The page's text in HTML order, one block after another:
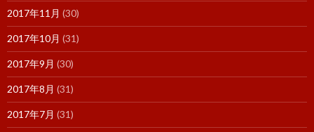
2017年11月 (30)
2017年10月 (31)
2017年9月 (30)
2017年8月 (31)
2017年7月 (31)